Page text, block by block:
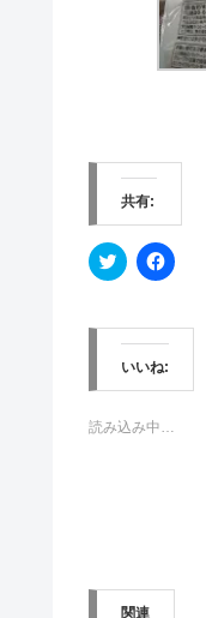
共有:
ク
リ
て
T
w
t
e
ィ
ン
F
a
o
o
k
共
す
く
いいね:
読み込み中…
関連